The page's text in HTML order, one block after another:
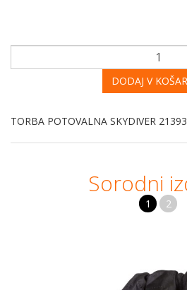
DODAJ V
TORBA POTOVALNA SKYDIVER
Sorodni
1 2